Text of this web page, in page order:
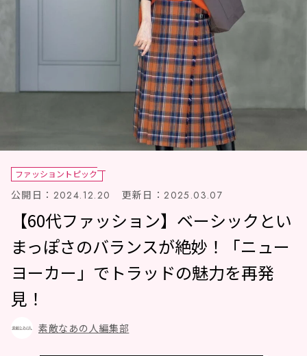
ファッショントピック
公開日： 2024.12.20 更新日： 2025.03.07
【60代ファッション】ベーシックとい
まっぽさのバランスが絶妙！「ニュー
ヨーカー」でトラッドの魅力を再発
見！
素敵なあの人編集部